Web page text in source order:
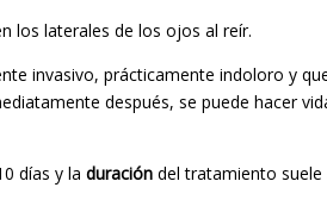
los laterales de los ojos al reír.
invasivo, prácticamente indoloro y
después, se puede hacer
días y la duración del tratamiento suele